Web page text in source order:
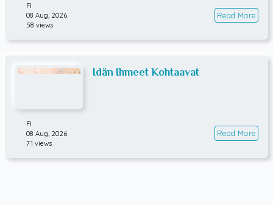
FI
08 Aug, 2026
58 views
Read More
Idän Ihmeet Kohtaavat
FI
08 Aug, 2026
71 views
Read More